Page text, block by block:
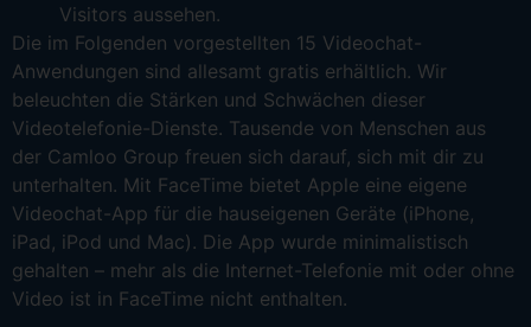
Visitors aussehen.
Die im Folgenden vorgestellten 15 Videochat-
Anwendungen sind allesamt gratis erhältlich. Wir
beleuchten die Stärken und Schwächen dieser
Videotelefonie-Dienste. Tausende von Menschen aus
der Camloo Group freuen sich darauf, sich mit dir zu
unterhalten. Mit FaceTime bietet Apple eine eigene
Videochat-App für die hauseigenen Geräte (iPhone,
iPad, iPod und Mac). Die App wurde minimalistisch
gehalten – mehr als die Internet-Telefonie mit oder ohne
Video ist in FaceTime nicht enthalten.